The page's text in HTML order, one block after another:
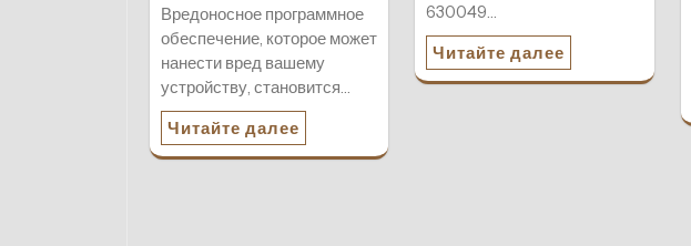
Вредоносное программное
обеспечение, которое может
нанести вред вашему
устройству, становится…
Читайте далее
630049…
Читайте далее